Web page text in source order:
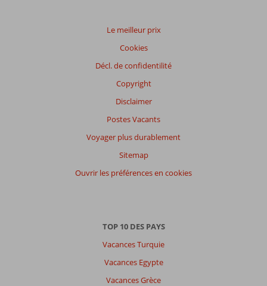
Le meilleur prix
Cookies
Décl. de confidentilité
Copyright
Disclaimer
Postes Vacants
Voyager plus durablement
Sitemap
Ouvrir les préférences en cookies
TOP 10 DES PAYS
Vacances Turquie
Vacances Egypte
Vacances Grèce